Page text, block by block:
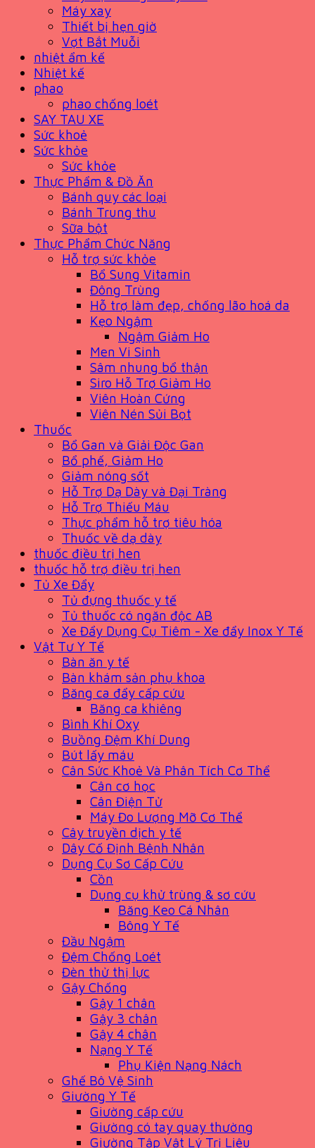
Máy xay
Thiết bị hẹn giờ
Vợt Bắt Muỗi
nhiệt ẩm kế
Nhiệt kế
phao
phao chống loét
SAY TAU XE
Sức khoẻ
Sức khỏe
Sức khỏe
Thực Phẩm & Đồ Ăn
Bánh quy các loại
Bánh Trung thu
Sữa bột
Thực Phẩm Chức Năng
Hỗ trợ sức khỏe
Bổ Sung Vitamin
Đông Trùng
Hỗ trợ làm đẹp, chống lão hoá da
Kẹo Ngậm
Ngậm Giảm Ho
Men Vi Sinh
Sâm nhung bổ thận
Siro Hỗ Trợ Giảm Ho
Viên Hoàn Cứng
Viên Nén Sủi Bọt
Thuốc
Bổ Gan và Giải Độc Gan
Bổ phế, Giảm Ho
Giảm nóng sốt
Hỗ Trợ Dạ Dày và Đại Tràng
Hỗ Trợ Thiếu Máu
Thực phẩm hỗ trợ tiêu hóa
Thuốc về dạ dày
thuốc điều trị hen
thuốc hỗ trợ điều trị hen
Tủ Xe Đẩy
Tủ đựng thuốc y tế
Tủ thuốc có ngăn độc AB
Xe Đẩy Dụng Cụ Tiêm - Xe đẩy Inox Y Tế
Vật Tư Y Tế
Bàn ăn y tế
Bàn khám sản phụ khoa
Băng ca đẩy cấp cứu
Băng ca khiêng
Bình Khí Oxy
Buồng Đệm Khí Dung
Bút lấy máu
Cân Sức Khoẻ Và Phân Tích Cơ Thể
Cân cơ học
Cân Điện Tử
Máy Đo Lượng Mỡ Cơ Thể
Cây truyền dịch y tế
Dây Cố Định Bệnh Nhân
Dụng Cụ Sơ Cấp Cứu
Cồn
Dụng cụ khử trùng & sơ cứu
Băng Keo Cá Nhân
Bông Y Tế
Đầu Ngậm
Đệm Chống Loét
Đèn thử thị lực
Gậy Chống
Gậy 1 chân
Gậy 3 chân
Gậy 4 chân
Nạng Y Tế
Phụ Kiện Nạng Nách
Ghế Bô Vệ Sinh
Giường Y Tế
Giường cấp cứu
Giường có tay quay thường
Giường Tập Vật Lý Trị Liệu